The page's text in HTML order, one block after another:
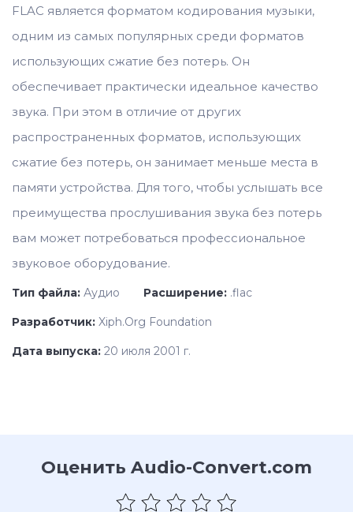
FLAC является форматом кодирования музыки,
одним из самых популярных среди форматов
использующих сжатие без потерь. Он
обеспечивает практически идеальное качество
звука. При этом в отличие от других
распространенных форматов, использующих
сжатие без потерь, он занимает меньше места в
памяти устройства. Для того, чтобы услышать все
преимущества прослушивания звука без потерь
вам может потребоваться профессиональное
звуковое оборудование.
Тип файла: Аудио Расширение: .flac
Разработчик: Xiph.Org Foundation
Дата выпуска: 20 июля 2001 г.
Оценить Audio-Convert.com